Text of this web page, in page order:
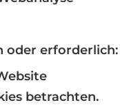
oder erforderlich:
betrachten.